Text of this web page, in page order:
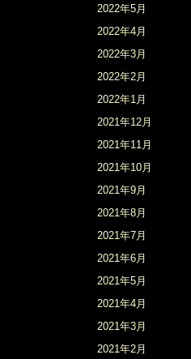
2022年5月
2022年4月
2022年3月
2022年2月
2022年1月
2021年12月
2021年11月
2021年10月
2021年9月
2021年8月
2021年7月
2021年6月
2021年5月
2021年4月
2021年3月
2021年2月